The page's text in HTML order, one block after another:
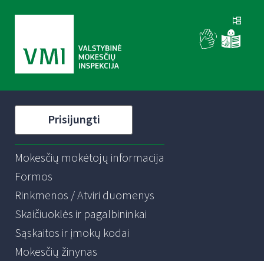
Prisijungti
Mokesčių mokėtojų informacija
Formos
Rinkmenos / Atviri duomenys
Skaičiuoklės ir pagalbininkai
Sąskaitos ir įmokų kodai
Mokesčių žinynas